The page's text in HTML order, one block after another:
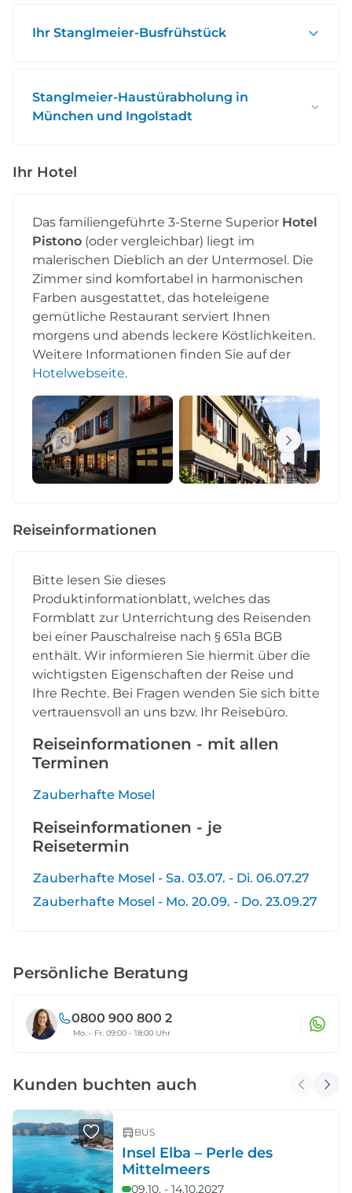
Ihr Stanglmeier-Busfrühstück
Stanglmeier-Haustürabholung in
München und Ingolstadt
Ihr Hotel
Das familiengeführte 3-Sterne Superior Hotel
Pistono (oder vergleichbar) liegt im
malerischen Dieblich an der Untermosel. Die
Zimmer sind komfortabel in harmonischen
Farben ausgestattet, das hoteleigene
gemütliche Restaurant serviert Ihnen
morgens und abends leckere Köstlichkeiten.
Weitere Informationen finden Sie auf der
Hotelwebseite.
Reiseinformationen
Bitte lesen Sie dieses
Produktinformationblatt, welches das
Formblatt zur Unterrichtung des Reisenden
bei einer Pauschalreise nach § 651a BGB
enthält. Wir informieren Sie hiermit über die
wichtigsten Eigenschaften der Reise und
Ihre Rechte. Bei Fragen wenden Sie sich bitte
vertrauensvoll an uns bzw. Ihr Reisebüro.
Reiseinformationen - mit allen
Terminen
Zauberhafte Mosel
Reiseinformationen - je
Reisetermin
Zauberhafte Mosel - Sa. 03.07. - Di. 06.07.27
Zauberhafte Mosel - Mo. 20.09. - Do. 23.09.27
Persönliche Beratung
0800 900 800 2
Mo. - Fr. 09:00 - 18:00 Uhr
Kunden buchten auch
BUS
Insel Elba – Perle des
Mittelmeers
09.10. - 14.10.2027